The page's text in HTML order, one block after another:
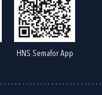
HNS Semafor App